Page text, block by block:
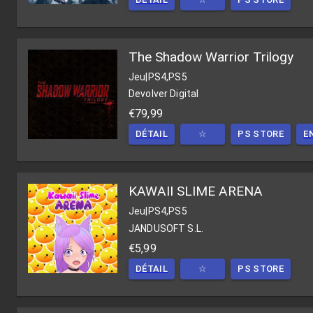
The Shadow Warrior Trilogy
Jeu|PS4,PS5
Devolver Digital
€79,99
DÉTAIL ☆ PS STORE
KAWAII SLIME ARENA
Jeu PS4,PS5
JANDUSOFT S.L.
€5,99
DÉTAIL ☆ PS STORE